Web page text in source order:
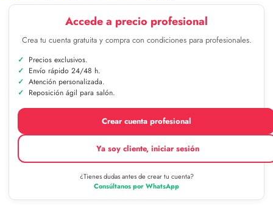
Accede a precio profesional
Crea tu cuenta gratuita y compra con condiciones para profesionales.
Precios exclusivos.
Envío rápido 24/48 h.
Atención personalizada.
Reposición ágil para salón.
Crear cuenta profesional
Ya soy cliente, iniciar sesión
¿Tienes dudas antes de crear tu cuenta?
Consúltanos por WhatsApp